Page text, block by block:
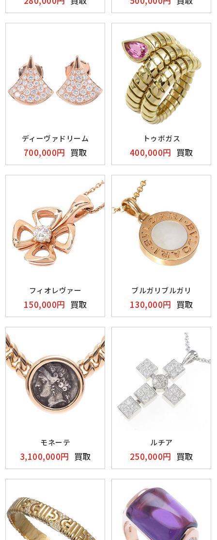
ディーヴァドリーム
700,000円 買取
トゥボガス
400,000円 買取
フィオレヴァー
150,000円 買取
ブルガリブルガリ
130,000円 買取
モネーテ
3,100,000円 買取
ルチア
250,000円 買取